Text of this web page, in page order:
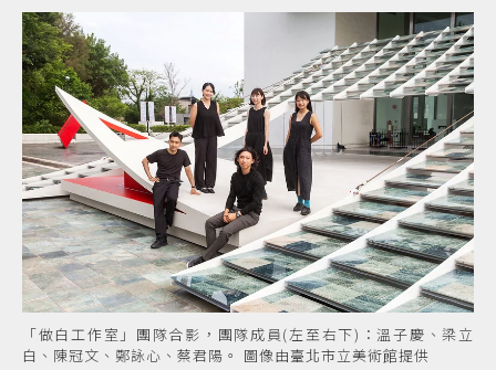
「做白工作室」團隊合影，團隊成員(左至右下)：溫子慶、梁立
白、陳冠文、鄭詠心、蔡君陽。 圖像由臺北市立美術館提供